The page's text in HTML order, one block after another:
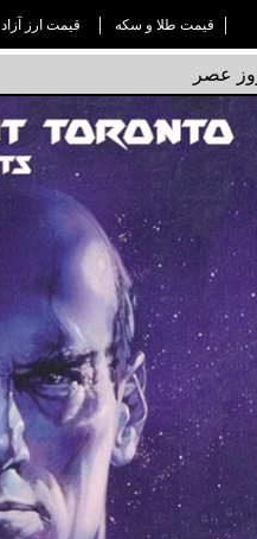
قیمت طلا و سکه قیمت ارز آزاد